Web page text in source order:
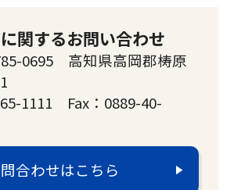
関するお問い合わせ
0695 高知県高岡郡梼原
1111 Fax：0889-40-
合わせはこちら